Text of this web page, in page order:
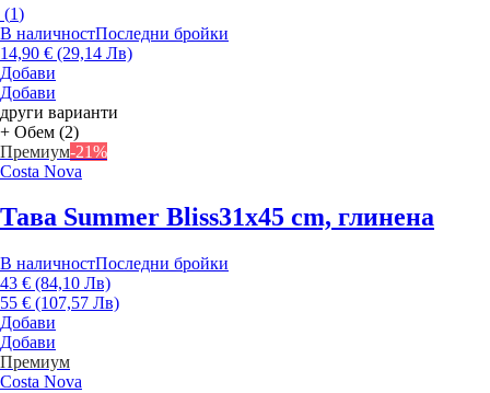
(1)
В наличностПоследни бройки
14,90 € (29,14 Лв)
Добави
Добави
други варианти
+ Обем (2)
Премиум-21%
Costa Nova
Тава Summer Bliss31x45 cm, глинена
В наличностПоследни бройки
43 € (84,10 Лв)
55 € (107,57 Лв)
Добави
Добави
Премиум
Costa Nova